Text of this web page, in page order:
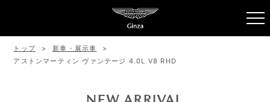
トップ
新車・展示車
アストンマーティン ヴァンテージ 4.0L V8 RHD